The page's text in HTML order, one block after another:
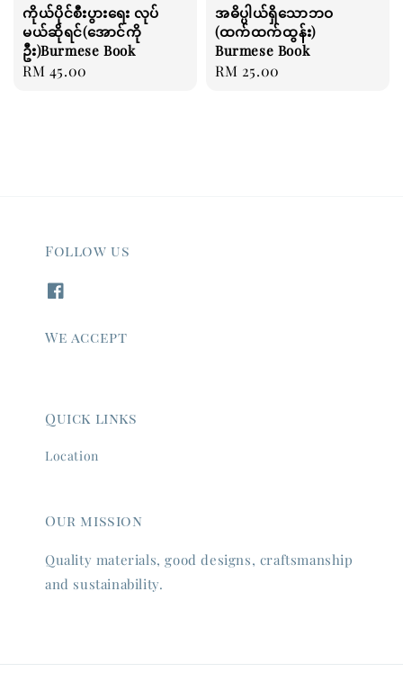
ကိုယ်ပိုင်စီးပွားရေး လုပ်
မယ်ဆိုရင်(အောင်ကို
ဦး)Burmese Book
Regular
RM 45.00
အဓိပ္ပါယ်ရှိသောဘဝ
(ထက်ထက်ထွန်း)
Burmese Book
Regular
RM 25.00
Follow us
We accept
Quick links
Location
Our mission
Quality materials, good designs, craftsmanship
and sustainability.